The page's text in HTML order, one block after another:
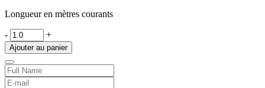
Longueur en mètres courants
- +
Ajouter au panier